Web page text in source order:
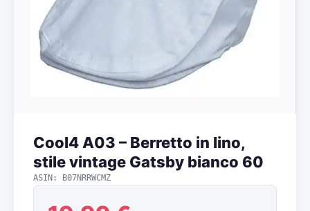
Cool4 A03 – Berretto in lino,
stile vintage Gatsby bianco 60
ASIN: B07NRRWCMZ